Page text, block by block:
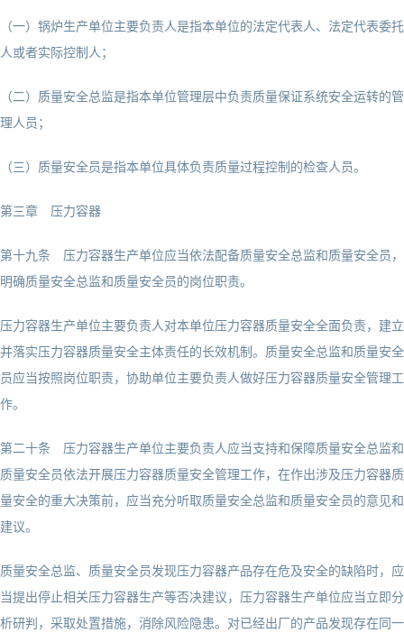
（一）锅炉生产单位主要负责人是指本单位的法定代表人、法定代表委托
人或者实际控制人；
（二）质量安全总监是指本单位管理层中负责质量保证系统安全运转的管
理人员；
（三）质量安全员是指本单位具体负责质量过程控制的检查人员。
第三章 压力容器
第十九条 压力容器生产单位应当依法配备质量安全总监和质量安全员，
明确质量安全总监和质量安全员的岗位职责。
压力容器生产单位主要负责人对本单位压力容器质量安全全面负责，建立
并落实压力容器质量安全主体责任的长效机制。质量安全总监和质量安全
员应当按照岗位职责，协助单位主要负责人做好压力容器质量安全管理工
作。
第二十条 压力容器生产单位主要负责人应当支持和保障质量安全总监和
质量安全员依法开展压力容器质量安全管理工作，在作出涉及压力容器质
量安全的重大决策前，应当充分听取质量安全总监和质量安全员的意见和
建议。
质量安全总监、质量安全员发现压力容器产品存在危及安全的缺陷时，应
当提出停止相关压力容器生产等否决建议，压力容器生产单位应当立即分
析研判，采取处置措施，消除风险隐患。对已经出厂的产品发现存在同一